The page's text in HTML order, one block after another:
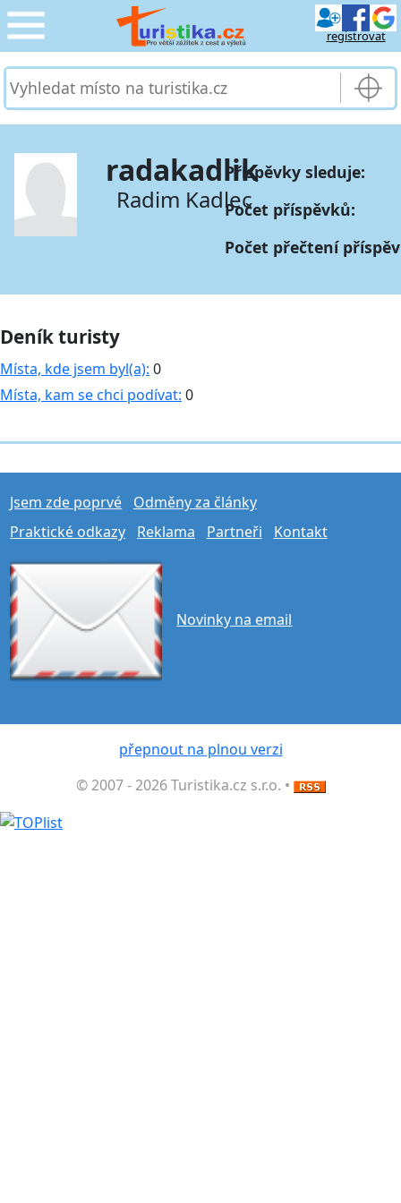
registrovat
CESTOVÁNÍ
SLUŽBY & DOPRAVA ›
PRO TURISTY ›
MOJE TURISTIKA
radakadlik
Radim Kadlec
Příspěvky sleduje:
Počet příspěvků:
Počet přečtení
Deník turisty
Místa, kde jsem byl(a): 0
Místa, kam se chci podívat: 0
Jsem zde poprvé
Odměny za články
Praktické odkazy
Reklama Partneři Kontakt
Novinky na email
přepnout na plnou verzi
© 2007 - 2026 Turistika.cz s.r.o. •